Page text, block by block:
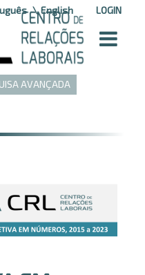
LOGIN
English
AVANÇADA